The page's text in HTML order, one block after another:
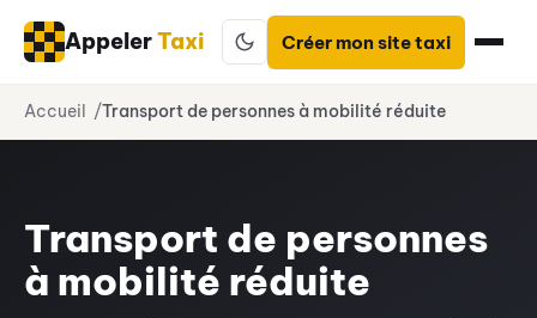
Aller
AppelerTaxi Créer mon site taxi
Accueil Transport de personnes à mobilité réduite
Transport de personnes
à mobilité réduite